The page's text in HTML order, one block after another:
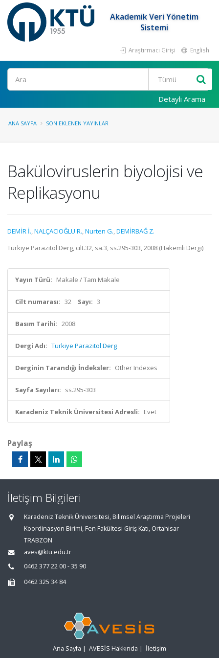
Akademik Veri Yönetim
Sistemi
Araştırmacı Girişi English
Ara
Detaylı Arama
ANA SAYFA SON EKLENEN YAYINLAR
Baküloviruslerin biyolojisi ve
Replikasyonu
DEMİR İ.,NALÇACIOĞLU R.,Nurten G.,DEMİRBAĞ Z.
Turkiye Parazitol Derg, cilt.32, sa.3, ss.295-303, 2008 (Hakemli Dergi)
Yayın Türü: Makale / Tam Makale
Cilt numarası: 32 Sayı: 3
Basım Tarihi: 2008
Dergi Adı: Turkiye Parazitol Derg
Derginin Tarandığı İndeksler: Other Indexes
Sayfa Sayıları: ss.295-303
Karadeniz Teknik Üniversitesi Adresli: Evet
Paylaş
İletişim Bilgileri
Karadeniz Teknik Üniversitesi, Bilimsel Araştırma Projeleri
Koordinasyon Birimi, Fen Fakültesi Giriş Katı, Ortahisar
TRABZON
aves@ktu.edu.tr
0462 377 22 00 - 35 90
0462 325 34 84
Ana Sayfa | AVESİS Hakkında | İletişim